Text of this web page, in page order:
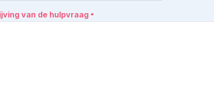
van de hulpvraag *